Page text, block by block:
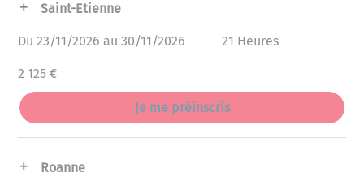
Saint-Etienne
Du 23/11/2026 au 30/11/2026 21 Heures
2 125 €
Je me préinscris
Roanne